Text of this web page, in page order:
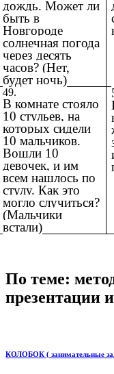
дождь. Может ли
быть в
Новгороде
солнечная погода
через десять
часов? (Нет,
будет ночь)
49.
В комнате стояло
10 стульев, на
которых сидели
10 мальчиков.
Вошли 10
девочек, и им
всем нашлось по
стулу. Как это
могло случиться?
(Мальчики
встали)
По теме:
презентации
КОЛОБОК ( занимательные